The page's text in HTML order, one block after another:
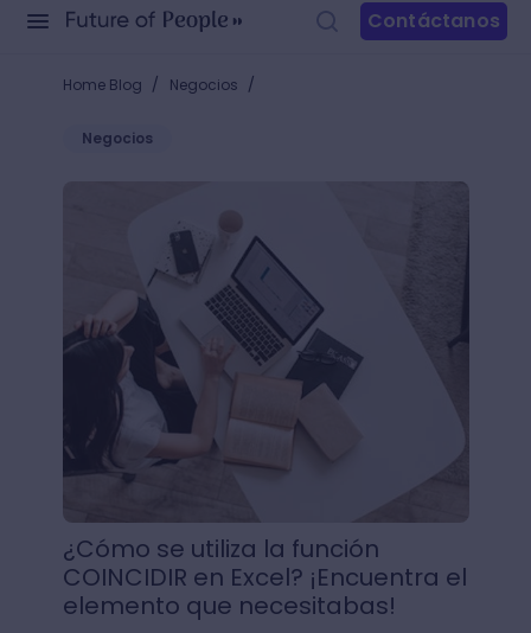
Contáctanos
Home Blog / Negocios /
Negocios
¿Cómo se utiliza la función COINCIDIR en Excel?
¿Cómo se utiliza la función
COINCIDIR en Excel? ¡Encuentra el
elemento que necesitabas!